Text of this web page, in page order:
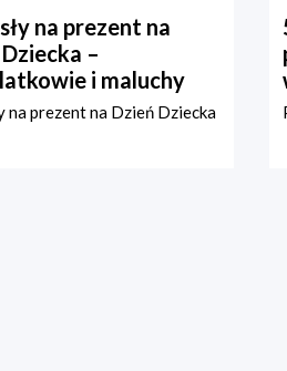
na prezent na
–
i maluchy
na prezent na Dzień Dziecka